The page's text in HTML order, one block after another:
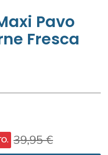
Pavo
Fresca
39,95 €